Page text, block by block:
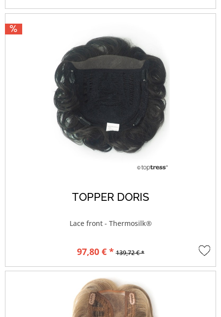
TOPPER DORIS
Lace front - Thermosilk®
97,80 € * 139,72 € *